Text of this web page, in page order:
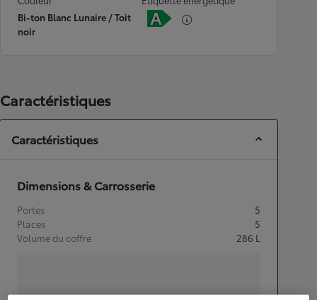
Bi-ton Blanc Lunaire / Toit
noir
Caractéristiques
Caractéristiques
Dimensions & Carrosserie
Portes
5
Places
5
Volume du coffre
286 L